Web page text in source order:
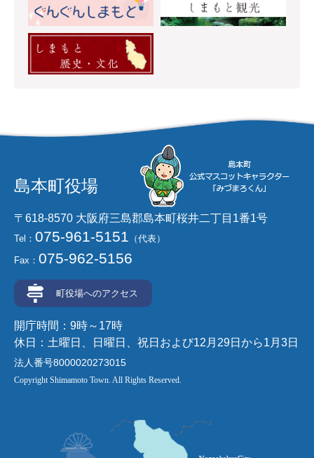
島本町役場
〒618-8570 大阪府三島郡島本町桜井二丁目1番1号
Tel： 075-961-5151 （代表）
Fax： 075-962-5156
町役場へのアクセス
開庁時間：9時～17時
休日：土曜日、日曜日、祝日および12月29日から1月3日
法人番号8000020273015
Copyright Shimamoto Town. All Rights Reserved.